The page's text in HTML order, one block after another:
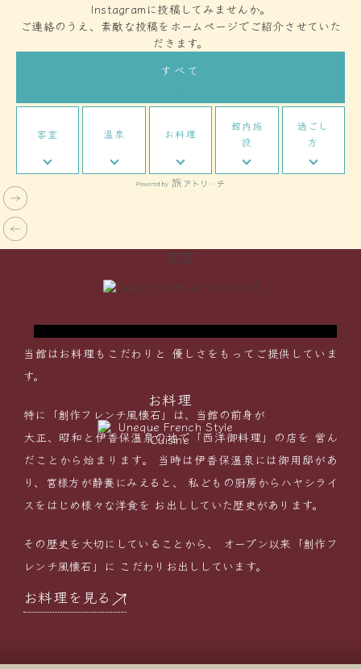
Instagramに投稿してみませんか。
ご連絡のうえ、素敵な投稿をホームページでご紹介させていた
だきます。
すべて
客室 温泉 お料理
館内施
設
過ごし
方
客室
Twin Bed Room
クラシカルな雰囲気を残しつつ優しい陽の光
用意し、最大３名様までご宿泊いただけま
お料理
当館はお料理もこだわりと 優しさをもってご提供していま
す。
特に「創作フレンチ風懐石」は、当館の前身が
大正、昭和と伊香保温泉の地で「西洋御料理」の店を 営ん
だことから始まります。
当時は伊香保温泉には御用邸があ
り、宮様方が静養にみえると、
私どもの厨房からハヤシライ
スをはじめ様々な洋食を お出ししていた歴史があります。
その歴史を大切にしていることから、
オープン以来「創作フ
レンチ風懐石」に こだわりお出ししています。
お料理を見る